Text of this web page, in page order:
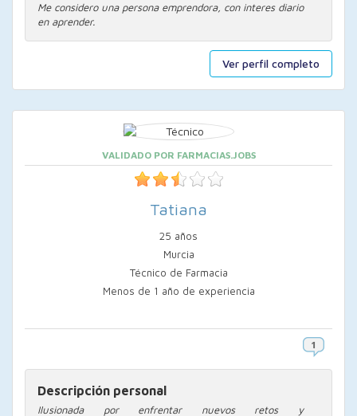
Ver perfil completo
Me considero una persona emprendora, con interes diario
en aprender.
VALIDADO POR FARMACIAS.JOBS
Tatiana
25 años
Murcia
Técnico de Farmacia
Menos de 1 año de experiencia
Descripción personal
Ilusionada por enfrentar nuevos retos y